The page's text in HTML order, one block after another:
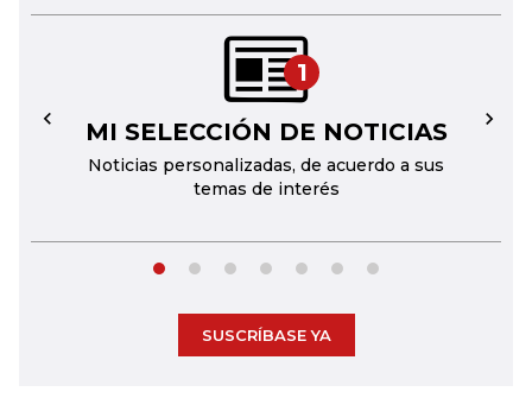
1
MI SELECCIÓN DE NOTICIAS
Noticias personalizadas, de acuerdo a sus
temas de interés
← →
SUSCRÍBASE YA